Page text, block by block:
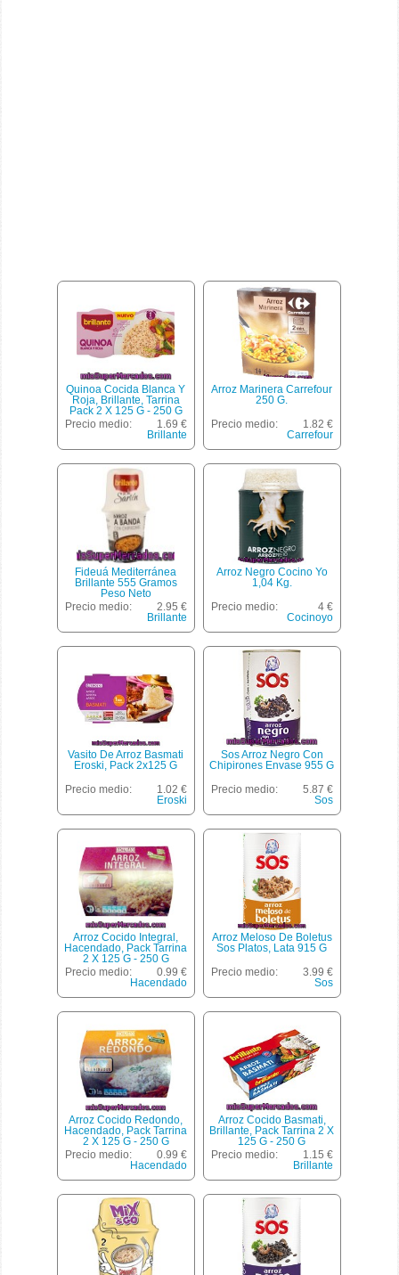
Quinoa Cocida Blanca Y
Roja, Brillante, Tarrina
Pack 2 X 125 G - 250 G
Precio medio:
1.69 €
Brillante
Arroz Marinera Carrefour
250 G.
Precio medio:
1.82 €
Carrefour
Fideuá Mediterránea
Brillante 555 Gramos
Peso Neto
Precio medio:
2.95 €
Brillante
Arroz Negro Cocino Yo
1,04 Kg.
Precio medio:
4 €
Cocinoyo
Vasito De Arroz Basmati
Eroski, Pack 2x125 G
Precio medio:
1.02 €
Eroski
Sos Arroz Negro Con
Chipirones Envase 955 G
Precio medio:
5.87 €
Sos
Arroz Cocido Integral,
Hacendado, Pack Tarrina
2 X 125 G - 250 G
Precio medio:
0.99 €
Hacendado
Arroz Meloso De Boletus
Sos Platos, Lata 915 G
Precio medio:
3.99 €
Sos
Arroz Cocido Redondo,
Hacendado, Pack Tarrina
2 X 125 G - 250 G
Precio medio:
0.99 €
Hacendado
Arroz Cocido Basmati,
Brillante, Pack Tarrina 2 X
125 G - 250 G
Precio medio:
1.15 €
Brillante